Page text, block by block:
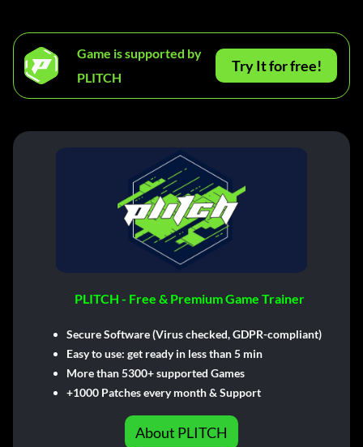
Game is supported by
PLITCH
Try It for free!
PLITCH - Free & Premium Game Trainer
Secure Software (Virus checked, GDPR-compliant)
Easy to use: get ready in less than 5 min
More than 5300+ supported Games
+1000 Patches every month & Support
About PLITCH